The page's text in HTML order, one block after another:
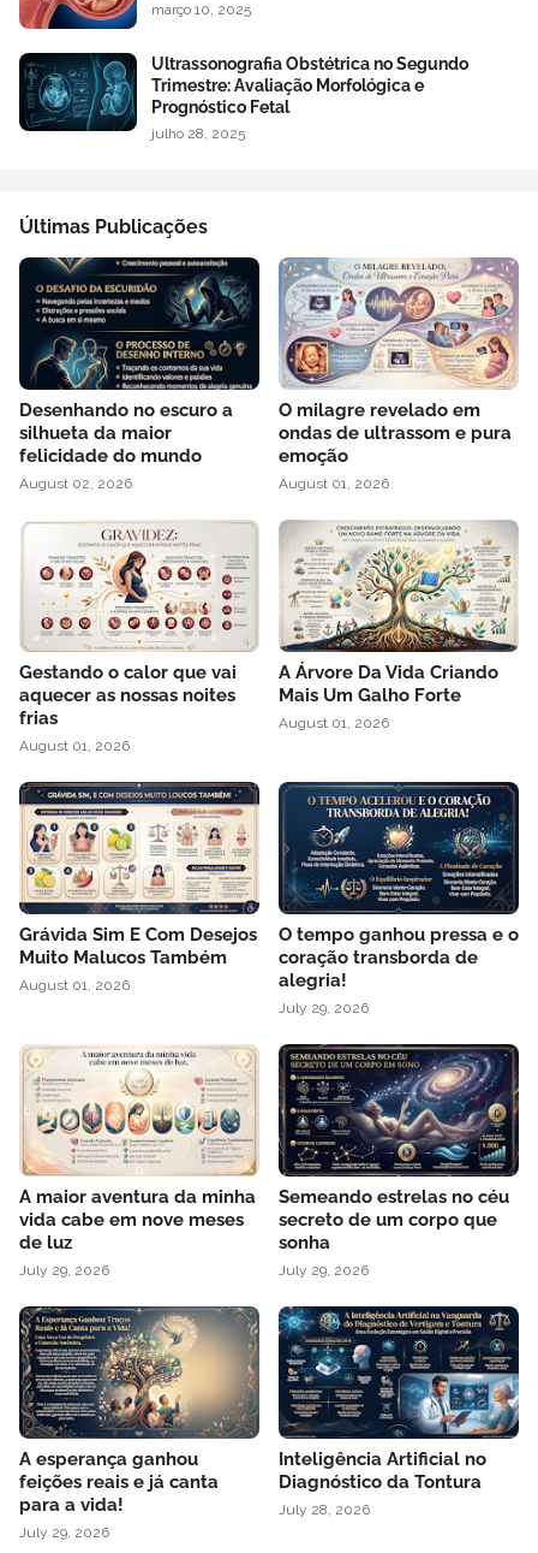
março 10, 2025
Ultrassonografia Obstétrica no Segundo
Trimestre: Avaliação Morfológica e
Prognóstico Fetal
julho 28, 2025
Últimas Publicações
Desenhando no escuro a
silhueta da maior
felicidade do mundo
August 02, 2026
O milagre revelado em
ondas de ultrassom e pura
emoção
August 01, 2026
Gestando o calor que vai
aquecer as nossas noites
frias
August 01, 2026
A Árvore Da Vida Criando
Mais Um Galho Forte
August 01, 2026
Grávida Sim E Com Desejos
Muito Malucos Também
August 01, 2026
O tempo ganhou pressa e o
coração transborda de
alegria!
July 29, 2026
A maior aventura da minha
vida cabe em nove meses
de luz
July 29, 2026
Semeando estrelas no céu
secreto de um corpo que
sonha
July 29, 2026
A esperança ganhou
feições reais e já canta
para a vida!
July 29, 2026
Inteligência Artificial no
Diagnóstico da Tontura
July 28, 2026